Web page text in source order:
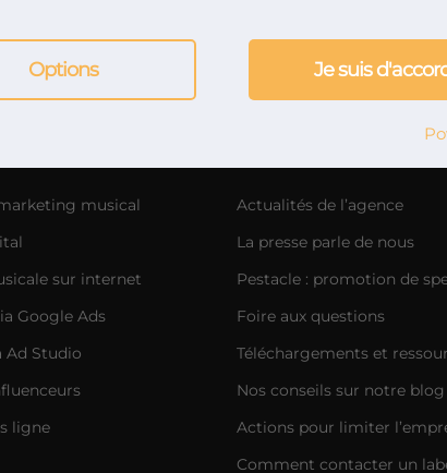
musical
sur internet
Google Ads
Ad Studio
ligne
Actualités de l’agence
La presse parle de nous
Pestacle : promotion de
Foire aux questions
Téléchargements et
Nos conseils sur notre blog
Actions pour limiter
Comment contacter un
Options Je suis